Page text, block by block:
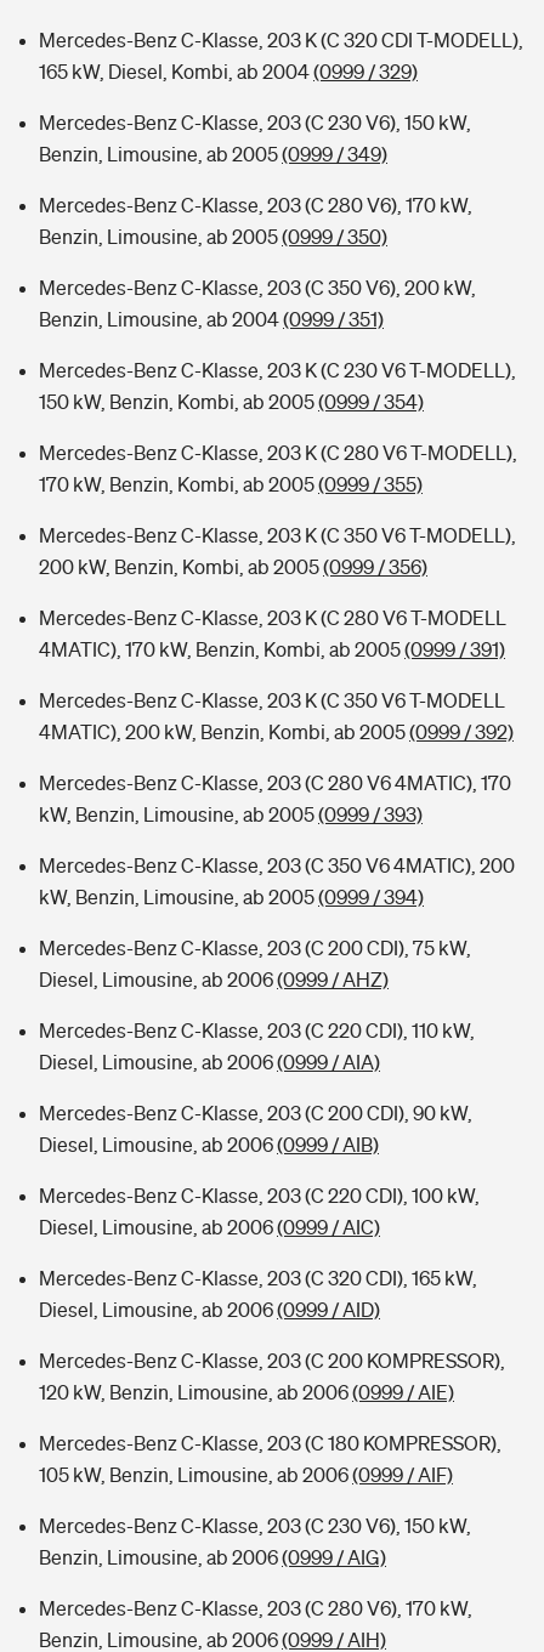
Mercedes-Benz C-Klasse, 203 K (C 320 CDI T-MODELL),
165 kW, Diesel, Kombi, ab 2004(0999 / 329)
Mercedes-Benz C-Klasse, 203 (C 230 V6), 150 kW,
Benzin, Limousine, ab 2005(0999 / 349)
Mercedes-Benz C-Klasse, 203 (C 280 V6), 170 kW,
Benzin, Limousine, ab 2005(0999 / 350)
Mercedes-Benz C-Klasse, 203 (C 350 V6), 200 kW,
Benzin, Limousine, ab 2004(0999 / 351)
Mercedes-Benz C-Klasse, 203 K (C 230 V6 T-MODELL),
150 kW, Benzin, Kombi, ab 2005(0999 / 354)
Mercedes-Benz C-Klasse, 203 K (C 280 V6 T-MODELL),
170 kW, Benzin, Kombi, ab 2005(0999 / 355)
Mercedes-Benz C-Klasse, 203 K (C 350 V6 T-MODELL),
200 kW, Benzin, Kombi, ab 2005(0999 / 356)
Mercedes-Benz C-Klasse, 203 K (C 280 V6 T-MODELL
4MATIC), 170 kW, Benzin, Kombi, ab 2005(0999 / 391)
Mercedes-Benz C-Klasse, 203 K (C 350 V6 T-MODELL
4MATIC), 200 kW, Benzin, Kombi, ab 2005(0999 / 392)
Mercedes-Benz C-Klasse, 203 (C 280 V6 4MATIC), 170
kW, Benzin, Limousine, ab 2005(0999 / 393)
Mercedes-Benz C-Klasse, 203 (C 350 V6 4MATIC), 200
kW, Benzin, Limousine, ab 2005(0999 / 394)
Mercedes-Benz C-Klasse, 203 (C 200 CDI), 75 kW,
Diesel, Limousine, ab 2006(0999 / AHZ)
Mercedes-Benz C-Klasse, 203 (C 220 CDI), 110 kW,
Diesel, Limousine, ab 2006(0999 / AIA)
Mercedes-Benz C-Klasse, 203 (C 200 CDI), 90 kW,
Diesel, Limousine, ab 2006(0999 / AIB)
Mercedes-Benz C-Klasse, 203 (C 220 CDI), 100 kW,
Diesel, Limousine, ab 2006(0999 / AIC)
Mercedes-Benz C-Klasse, 203 (C 320 CDI), 165 kW,
Diesel, Limousine, ab 2006(0999 / AID)
Mercedes-Benz C-Klasse, 203 (C 200 KOMPRESSOR),
120 kW, Benzin, Limousine, ab 2006(0999 / AIE)
Mercedes-Benz C-Klasse, 203 (C 180 KOMPRESSOR),
105 kW, Benzin, Limousine, ab 2006(0999 / AIF)
Mercedes-Benz C-Klasse, 203 (C 230 V6), 150 kW,
Benzin, Limousine, ab 2006(0999 / AIG)
Mercedes-Benz C-Klasse, 203 (C 280 V6), 170 kW,
Benzin, Limousine, ab 2006(0999 / AIH)